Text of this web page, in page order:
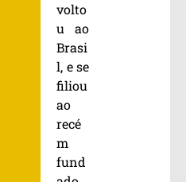
volto
u ao
Brasi
l, e se
filiou
ao
recé
m
fund